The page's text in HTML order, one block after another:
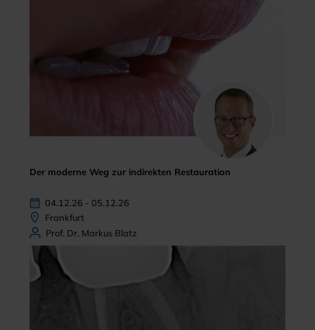
Der moderne Weg zur indirekten Restauration
04.12.26 - 05.12.26
Frankfurt
Prof. Dr. Markus Blatz